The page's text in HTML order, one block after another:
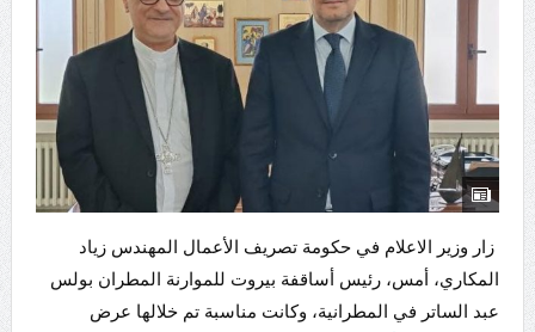
زار وزير الاعلام في حكومة تصريف الأعمال المهندس زياد
المكاري، أمس، رئيس أساقفة بيروت للموارنة المطران بولس
عبد الساتر في المطرانية، وكانت مناسبة تم خلالها عرض